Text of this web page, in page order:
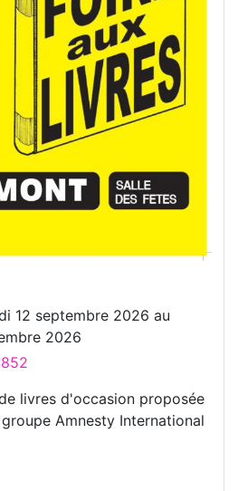
12 septembre 2026 au
2026
livres d'occasion proposée
Amnesty International